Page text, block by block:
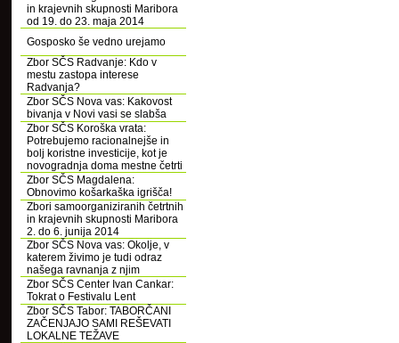
in krajevnih skupnosti Maribora
od 19. do 23. maja 2014
Gosposko še vedno urejamo
Zbor SČS Radvanje: Kdo v
mestu zastopa interese
Radvanja?
Zbor SČS Nova vas: Kakovost
bivanja v Novi vasi se slabša
Zbor SČS Koroška vrata:
Potrebujemo racionalnejše in
bolj koristne investicije, kot je
novogradnja doma mestne četrti
Zbor SČS Magdalena:
Obnovimo košarkaška igrišča!
Zbori samoorganiziranih četrtnih
in krajevnih skupnosti Maribora
2. do 6. junija 2014
Zbor SČS Nova vas: Okolje, v
katerem živimo je tudi odraz
našega ravnanja z njim
Zbor SČS Center Ivan Cankar:
Tokrat o Festivalu Lent
Zbor SČS Tabor: TABORČANI
ZAČENJAJO SAMI REŠEVATI
LOKALNE TEŽAVE